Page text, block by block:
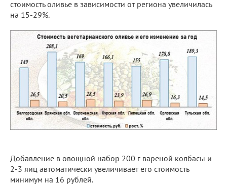
стоимость оливье в зависимости от региона увеличилась
на 15-29%.
Добавление в овощной набор 200 г вареной колбасы и
2-3 яиц автоматически увеличивает его стоимость
минимум на 16 рублей.